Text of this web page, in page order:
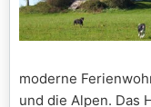
moderne
und die Alpen. Das